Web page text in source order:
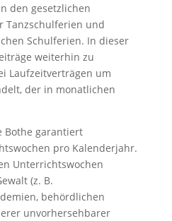
den gesetzlichen
Tanzschulferien und
Schulferien. In dieser
weiterhin zu
Laufzeitverträgen um
der in monatlichen
Bothe garantiert
pro Kalenderjahr.
Unterrichtswochen
(z. B.
behördlichen
unvorhersehbarer